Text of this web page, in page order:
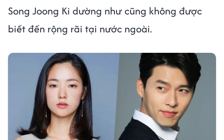
Song Joong Ki dường như cũng không được
biết đến rộng rãi tại nước ngoài.